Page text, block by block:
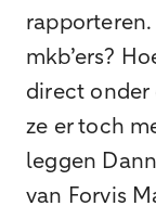
mkb’ers?
direct onder
ze er toch
leggen
van Forvis